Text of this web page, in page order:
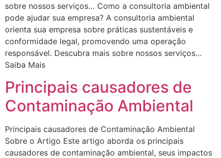
sobre nossos serviços… Como a consultoria ambiental
pode ajudar sua empresa? A consultoria ambiental
orienta sua empresa sobre práticas sustentáveis e
conformidade legal, promovendo uma operação
responsável. Descubra mais sobre nossos serviços…
Saiba Mais
Principais causadores de
Contaminação Ambiental
Principais causadores de Contaminação Ambiental
Sobre o Artigo Este artigo aborda os principais
causadores de contaminação ambiental, seus impactos